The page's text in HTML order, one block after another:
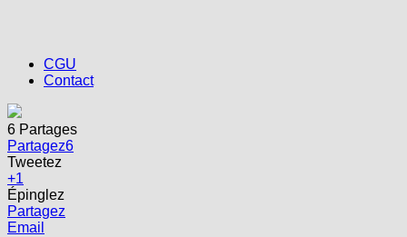
CGU
Contact
6 Partages
Partagez6
Tweetez
+1
Épinglez
Partagez
Email